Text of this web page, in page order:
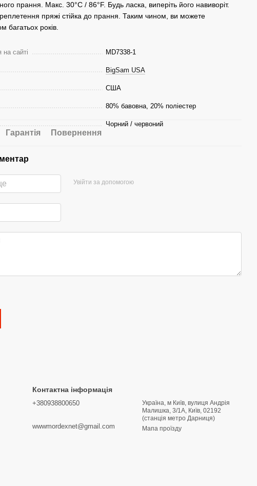
прання. Макс. 30°C / 86°F. Будь ласка, виперіть його навиворіт.
пряжі стійка до прання. Таким чином, ви можете
багатьох років.
сайті MD7338-1
BigSam USA
США
80% бавовна, 20% поліестер
Чорний / червоний
Гарантія Повернення
Увійти за допомогою
Контактна інформація
+380938800650
wwwmordexnet@gmail.com
Україна, м Київ, вулиця Андрія
Малишка, 3/1А, Київ, 02192
(станція метро Дарниця)
Мапа проїзду